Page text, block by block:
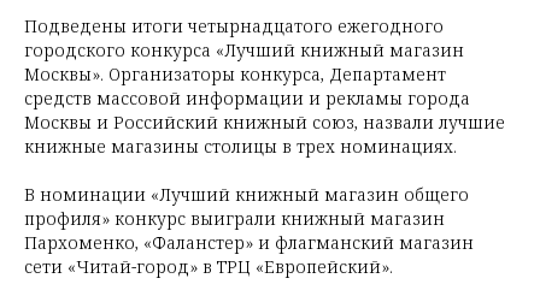
Подведены итоги четырнадцатого ежегодного
городского конкурса «Лучший книжный магазин
Москвы». Организаторы конкурса, Департамент
средств массовой информации и рекламы города
Москвы и Российский книжный союз, назвали лучшие
книжные магазины столицы в трех номинациях.
В номинации «Лучший книжный магазин общего
профиля» конкурс выиграли книжный магазин
Пархоменко, «Фаланстер» и флагманский магазин
сети «Читай-город» в ТРЦ «Европейский».